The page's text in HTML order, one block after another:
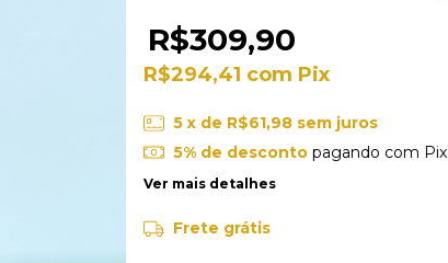
R$309,90
R$294,41 com Pix
5 x de R$61,98 sem juros
5% de descontopagando com Pix
Ver mais detalhes
Frete grátis